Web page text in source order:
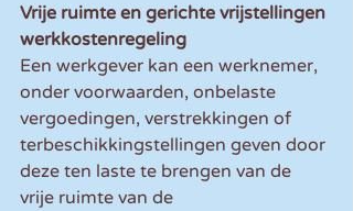
Vrije ruimte en gerichte vrijstellingen
werkkostenregeling
Een werkgever kan een werknemer,
onder voorwaarden, onbelaste
vergoedingen, verstrekkingen of
terbeschikkingstellingen geven door
deze ten laste te brengen van de
vrije ruimte van de